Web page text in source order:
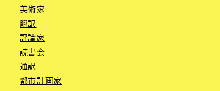
美術家
翻訳
評論家
読書会
通訳
都市計画家